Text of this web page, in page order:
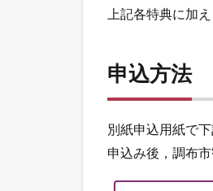
上記各特典に加
申込方法
別紙申込用紙で
申込み後，調布